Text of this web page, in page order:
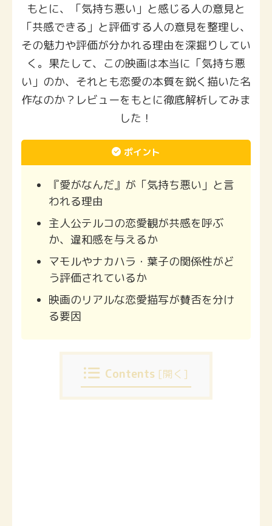
もとに、「気持ち悪い」と感じる人の意見と
「共感できる」と評価する人の意見を整理し、
その魅力や評価が分かれる理由を深掘りしてい
く。果たして、この映画は本当に「気持ち悪
い」のか、それとも恋愛の本質を鋭く描いた名
作なのか？レビューをもとに徹底解析してみま
した！
ポイント
『愛がなんだ』が「気持ち悪い」と言
われる理由
主人公テルコの恋愛観が共感を呼ぶ
か、違和感を与えるか
マモルやナカハラ・葉子の関係性がど
う評価されているか
映画のリアルな恋愛描写が賛否を分け
る要因
Contents [開く ]